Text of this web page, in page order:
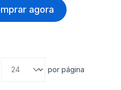
agora
por página